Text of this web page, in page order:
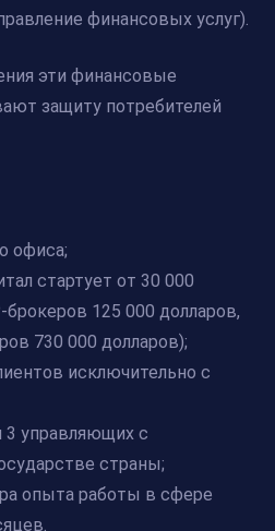
финансовых услуг).
эти финансовые
защиту потребителей
офиса;
стартует от 30 000
брокеров 125 000 долларов,
730 000 долларов);
исключительно с
управляющих с
страны;
опыта работы в сфере